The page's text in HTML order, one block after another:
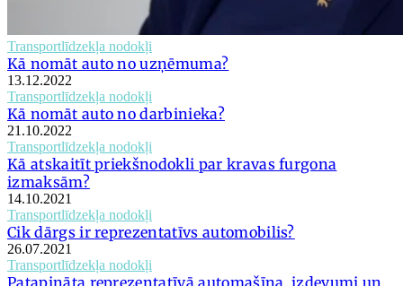
Transportlīdzekļa nodokļi
Kā nomāt auto no uzņēmuma?
13.12.2022
Transportlīdzekļa nodokļi
Kā nomāt auto no darbinieka?
21.10.2022
Transportlīdzekļa nodokļi
Kā atskaitīt priekšnodokli par kravas furgona
izmaksām?
14.10.2021
Transportlīdzekļa nodokļi
Cik dārgs ir reprezentatīvs automobilis?
26.07.2021
Transportlīdzekļa nodokļi